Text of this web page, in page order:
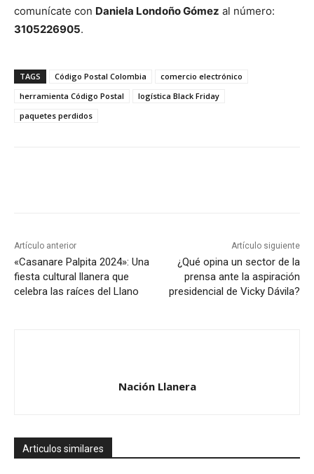
comunícate con Daniela Londoño Gómez al número:
3105226905.
TAGS Código Postal Colombia
comercio electrónico
herramienta Código Postal
logística Black Friday
paquetes perdidos
Artículo anterior
«Casanare Palpita 2024»: Una
fiesta cultural llanera que
celebra las raíces del Llano
Artículo siguiente
¿Qué opina un sector de la
prensa ante la aspiración
presidencial de Vicky Dávila?
Nación Llanera
Articulos similares